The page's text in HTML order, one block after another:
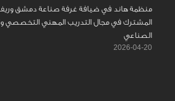
منظمة هاند في ضيافة غرفة صناعة دمشق
المشترك في مجال التدريب المهني التخصصي
الصناعي
2026-04-20